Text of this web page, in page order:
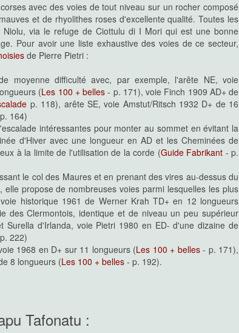
avec des voies de tout niveau sur un rocher composé
et de rhyolithes roses d'excellente qualité. Toutes les
Niolu, via le refuge de Ciottulu di I Mori qui est une bonne
Pour avoir une liste exhaustive des voies de ce secteur,
de Pierre Pietri :
moyenne difficulté avec, par exemple, l'arête NE, voie
(Les 100 + belles - p. 171), voie Finch 1909 AD+ de
p. 118), arête SE, voie Amstut/Ritsch 1932 D+ de 16
164)
intéressantes pour monter au sommet en évitant la
d'Hiver avec une longueur en AD et les Cheminées de
à la limite de l'utilisation de la corde (Guide Fabrikant - p.
le col des Maures et en prenant des vires au-dessus du
propose de nombreuses voies parmi lesquelles les plus
historique 1961 de Werner Krah TD+ en 12 longueurs
des Clermontois, identique et de niveau un peu supérieur
Surella d'Irlanda, voie Pietri 1980 en ED- d'une dizaine de
222)
1968 en D+ sur 11 longueurs (Les 100 + belles- p. 171),
8 longueurs (Les 100 + belles - p. 192).
Tafonatu :